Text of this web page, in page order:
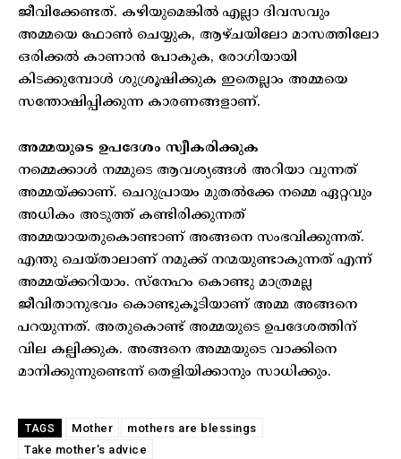
ജീവിക്കേണ്ടത്. കഴിയുമെങ്കിൽ എല്ലാ ദിവസവും
അമ്മയെ ഫോൺ ചെയ്യുക, ആഴ്ചയിലോ മാസത്തിലോ
ഒരിക്കൽ കാണാൻ പോകുക, രോഗിയായി
കിടക്കുമ്പോൾ ശുശ്രൂഷിക്കുക ഇതെല്ലാം അമ്മയെ
സന്തോഷിപ്പിക്കുന്ന കാരണങ്ങളാണ്.
അമ്മയുടെ ഉപദേശം സ്വീകരിക്കുക
നമ്മെക്കാൾ നമ്മുടെ ആവശ്യങ്ങൾ അറിയാ വുന്നത്
അമ്മയ്ക്കാണ്. ചെറുപ്രായം മുതൽക്കേ നമ്മെ ഏറ്റവും
അധികം അടുത്ത് കണ്ടിരിക്കുന്നത്
അമ്മയായതുകൊണ്ടാണ് അങ്ങനെ സംഭവിക്കുന്നത്.
എന്തു ചെയ്താലാണ് നമുക്ക് നന്മയുണ്ടാകുന്നത് എന്ന്
അമ്മയ്ക്കറിയാം. സ്നേഹം കൊണ്ടു മാത്രമല്ല
ജീവിതാനുഭവം കൊണ്ടുകൂടിയാണ് അമ്മ അങ്ങനെ
പറയുന്നത്. അതുകൊണ്ട് അമ്മയുടെ ഉപദേശത്തിന്
വില കല്പിക്കുക. അങ്ങനെ അമ്മയുടെ വാക്കിനെ
മാനിക്കുന്നുണ്ടെന്ന് തെളിയിക്കാനും സാധിക്കും.
TAGS Mother
mothers are blessings
Take mother’s advice